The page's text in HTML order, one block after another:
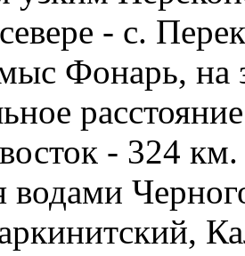
- с.
Фонарь,
восток - 324
водами